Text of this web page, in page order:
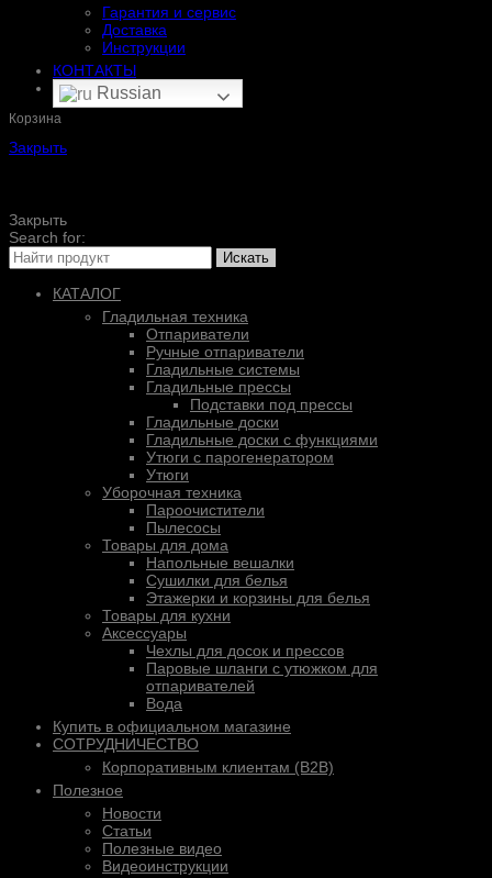
Гарантия и сервис
Доставка
Инструкции
КОНТАКТЫ
Russian
Корзина
Закрыть
Закрыть
Search for:
Искать
КАТАЛОГ
Гладильная техника
Отпариватели
Ручные отпариватели
Гладильные системы
Гладильные прессы
Подставки под прессы
Гладильные доски
Гладильные доски с функциями
Утюги с парогенератором
Утюги
Уборочная техника
Пароочистители
Пылесосы
Товары для дома
Напольные вешалки
Сушилки для белья
Этажерки и корзины для белья
Товары для кухни
Аксессуары
Чехлы для досок и прессов
Паровые шланги с утюжком для
отпаривателей
Вода
Купить в официальном магазине
СОТРУДНИЧЕСТВО
Корпоративным клиентам (B2B)
Полезное
Новости
Статьи
Полезные видео
Видеоинструкции